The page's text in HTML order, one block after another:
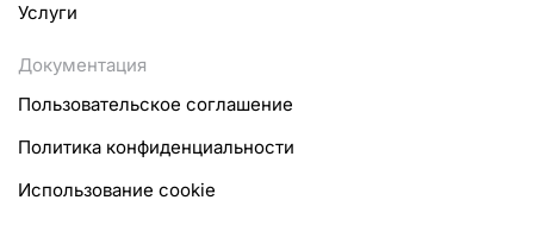
Услуги
Документация
Пользовательское соглашение
Политика конфиденциальности
Использование cookie